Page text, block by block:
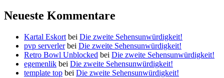
Neueste Kommentare
Kartal Eskort bei Die zweite Sehensunwürdigkeit!
pvp serverlerbei Die zweite Sehensunwürdigkeit!
Retro Bowl Unblocked bei Die zweite Sehensunwürdigkeit!
egemenlik bei Die zweite Sehensunwürdigkeit!
template top bei Die zweite Sehensunwürdigkeit!